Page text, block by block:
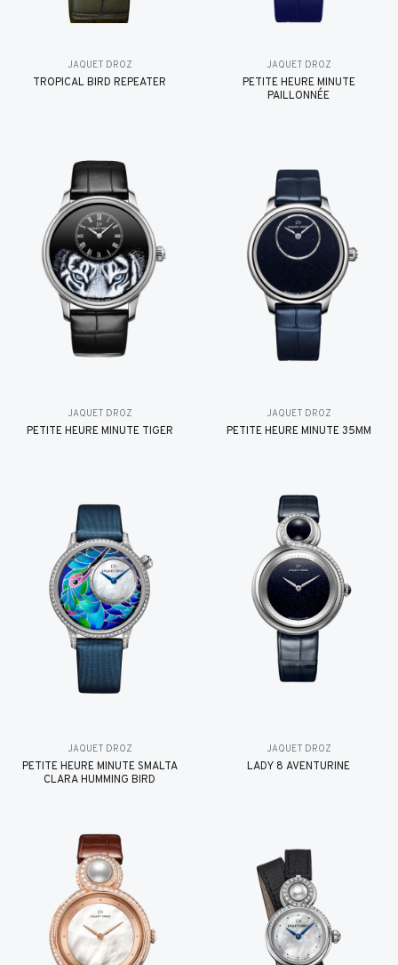
JAQUET DROZ
TROPICAL BIRD REPEATER
JAQUET DROZ
PETITE HEURE MINUTE
PAILLONNÉE
JAQUET DROZ
PETITE HEURE MINUTE TIGER
JAQUET DROZ
PETITE HEURE MINUTE 35MM
JAQUET DROZ
PETITE HEURE MINUTE SMALTA
CLARA HUMMING BIRD
JAQUET DROZ
LADY 8 AVENTURINE